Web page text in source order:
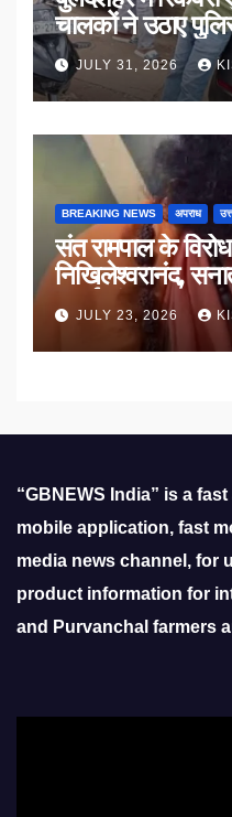
चालकों ने उठाए
JULY 31, 2026
BREAKING NEWS अपराध
संत रामपाल के
निखिलेश्वरानंद,
उठाई मांग
JULY 23, 2026
“GBNEWS India” is a
mobile application, fast
media news channel, for
product information for
and Purvanchal farmers